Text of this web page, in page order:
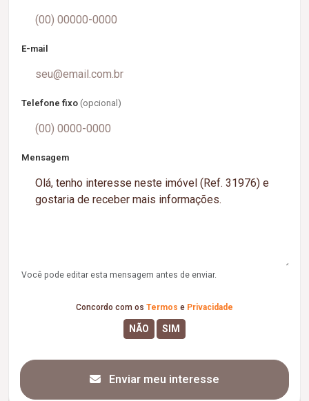
E-mail
Telefone fixo (opcional)
Mensagem
Você pode editar esta mensagem antes de enviar.
Concordo com os Termos e Privacidade
Enviar meu interesse